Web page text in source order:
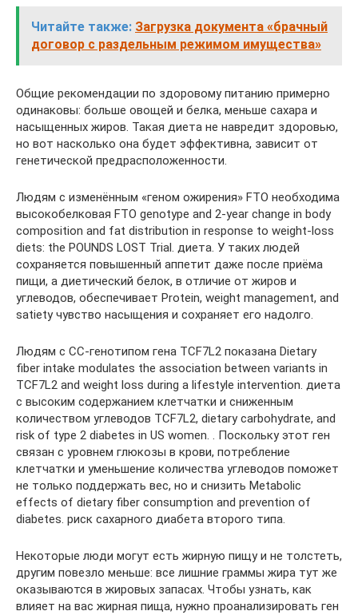
Читайте также: Загрузка документа «брачный
договор с раздельным режимом имущества»
Общие рекомендации по здоровому питанию примерно
одинаковы: больше овощей и белка, меньше сахара и
насыщенных жиров. Такая диета не навредит здоровью,
но вот насколько она будет эффективна, зависит от
генетической предрасположенности.
Людям с изменённым «геном ожирения» FTO необходима
высокобелковая FTO genotype and 2-year change in body
composition and fat distribution in response to weight-loss
diets: the POUNDS LOST Trial. диета. У таких людей
сохраняется повышенный аппетит даже после приёма
пищи, а диетический белок, в отличие от жиров и
углеводов, обеспечивает Protein, weight management, and
satiety чувство насыщения и сохраняет его надолго.
Людям с CC-генотипом гена TCF7L2 показана Dietary
fiber intake modulates the association between variants in
TCF7L2 and weight loss during a lifestyle intervention. диета
с высоким содержанием клетчатки и сниженным
количеством углеводов TCF7L2, dietary carbohydrate, and
risk of type 2 diabetes in US women. . Поскольку этот ген
связан с уровнем глюкозы в крови, потребление
клетчатки и уменьшение количества углеводов поможет
не только поддержать вес, но и снизить Metabolic
effects of dietary fiber consumption and prevention of
diabetes. риск сахарного диабета второго типа.
Некоторые люди могут есть жирную пищу и не толстеть,
другим повезло меньше: все лишние граммы жира тут же
оказываются в жировых запасах. Чтобы узнать, как
влияет на вас жирная пища, нужно проанализировать ген